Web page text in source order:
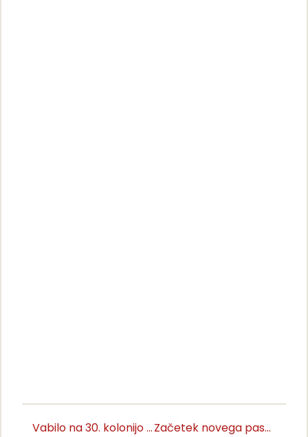
Vabilo na 30. kolonijo Umetniki za karitas Začetek novega pastoralnega leta